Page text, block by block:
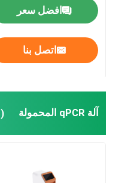
عرض الواقع الافتراضي
جولة في المعمل
افضل سعر
اتصل بنا
آلة qPCR المحمولة (5)